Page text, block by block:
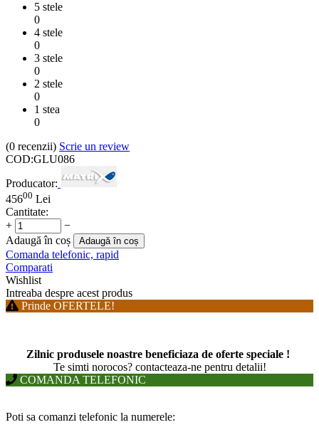
5 stele
0
4 stele
0
3 stele
0
2 stele
0
1 stea
0
(0 recenzii) Scrie un review
COD:GLU086
Producator:
45600 Lei
Cantitate:
+
−
Adaugă în coș
Adaugă în coș
Comanda telefonic, rapid
Comparati
Wishlist
Intreaba despre acest produs
Prinde OFERTELE!
Zilnic produsele noastre beneficiaza de oferte speciale !
Te simti norocos? contacteaza-ne pentru detalii!
COMANDA TELEFONIC
Poti sa comanzi telefonic la numerele: